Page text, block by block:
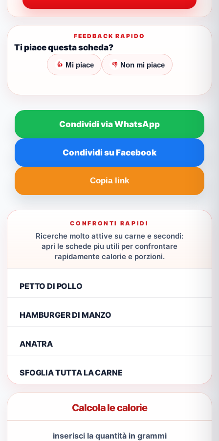
FEEDBACK RAPIDO
Ti piace questa scheda?
👍 Mi piace 👎 Non mi piace
Condividi via WhatsApp
Condividi su Facebook
Copia link
CONFRONTI RAPIDI
Ricerche molto attive su carne e secondi:
apri le schede piu utili per confrontare
rapidamente calorie e porzioni.
PETTO DI POLLO
HAMBURGER DI MANZO
ANATRA
SFOGLIA TUTTA LA CARNE
Calcola le calorie
inserisci la quantità in grammi